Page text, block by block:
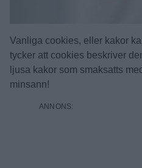
Vanliga cookies, eller kakor
tycker att cookies beskriver
ljusa kakor som smaksatts
minsann!